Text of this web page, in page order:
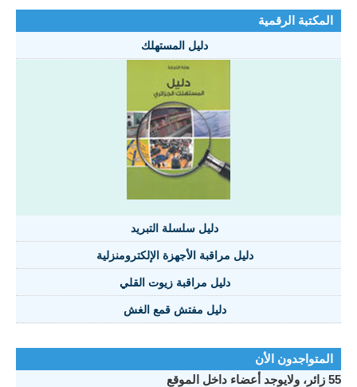
المكتبة الرقمية
دليل المستهلك
دليل سلسلة التبريد
دليل مراقبة الأجهزة الإلكترومنزلية
دليل مراقبة زيوت القلي
دليل مفتش قمع الغش
المتواجدون الأن
55 زائر، ولايوجد أعضاء داخل الموقع